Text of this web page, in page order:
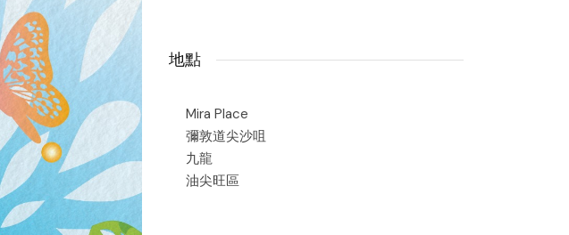
地點
Mira Place
彌敦道尖沙咀
九龍
油尖旺區